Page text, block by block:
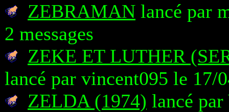
ZEBRAMAN lancé par
2 messages
ZEKE ET LUTHER
lancé par vincent095 le 17/
ZELDA (1974) lancé